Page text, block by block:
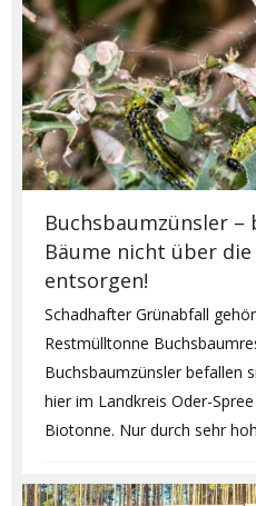
Buchsbaumzünsler –
Bäume nicht über
entsorgen!
Schadhafter Grünabfall
Restmülltonne
Buchsbaumzünsler befallen
hier im Landkreis Oder-
Biotonne. Nur durch sehr